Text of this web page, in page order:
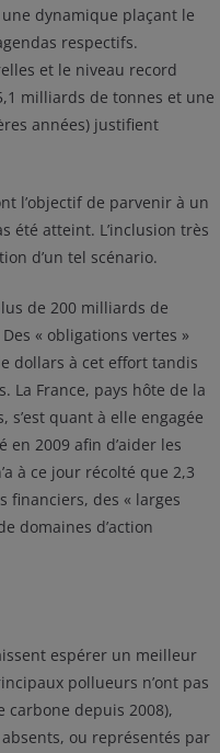
dynamique plaçant le
respectifs.
et le niveau record
milliards de tonnes et une
années) justifient
l’objectif de parvenir à un
été atteint. L’inclusion très
d’un tel scénario.
de 200 milliards de
« obligations vertes »
dollars à cet effort tandis
La France, pays hôte de la
quant à elle engagée
2009 afin d’aider les
à ce jour récolté que 2,3
financiers, des « larges
domaines d’action
espérer un meilleur
pollueurs n’ont pas
carbone depuis 2008),
ou représentés par